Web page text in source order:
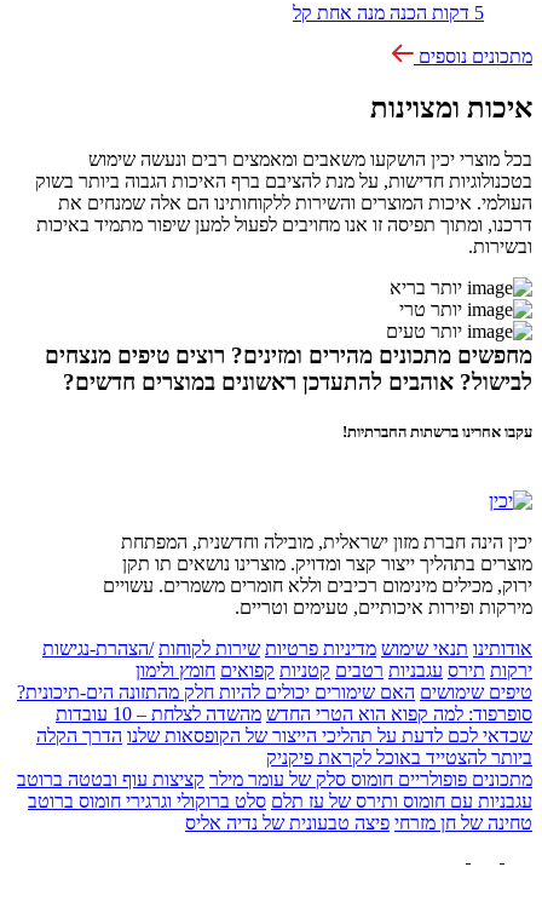
5 דקות הכנה מנה אחת קל
מתכונים נוספים
איכות ומצוינות
בכל מוצרי יכין הושקעו משאבים ומאמצים רבים ונעשה שימוש
בטכנולוגיות חדישות, על מנת להציבם ברף האיכות הגבוה ביותר בשוק
העולמי. איכות המוצרים והשירות ללקוחותינו הם אלה שמנחים את
דרכנו, ומתוך תפיסה זו אנו מחויבים לפעול למען שיפור מתמיד באיכות
ובשירות.
יותר בריא
יותר טרי
יותר טעים
מחפשים מתכונים מהירים ומזינים? רוצים טיפים מנצחים
לבישול? אוהבים להתעדכן ראשונים במוצרים חדשים?
עקבו אחרינו ברשתות החברתיות!
יכין הינה חברת מזון ישראלית, מובילה וחדשנית, המפתחת
מוצרים בתהליך ייצור קצר ומדויק. מוצרינו נושאים תו תקן
ירוק, מכילים מינימום רכיבים וללא חומרים משמרים. עשויים
מירקות ופירות איכותיים, טעימים וטריים.
אודותינו תנאי שימוש מדיניות פרטיות שירות לקוחות /הצהרת-נגישות
ירקות תירס עגבניות רטבים קטניות קפואים חומץ ולימון
טיפים שימושים האם שימורים יכולים להיות חלק מהתזונה הים-תיכונית?
סופרפוד: למה קפוא הוא הטרי החדש
מהשדה לצלחת – 10 עובדות
שכדאי לכם לדעת על תהליכי הייצור של הקופסאות שלנו הדרך הקלה
ביותר להצטייד באוכל לקראת פיקניק
מתכונים פופולריים חומוס סלק של עומר מילר קציצות עוף ובטטה ברוטב
עגבניות עם חומוס ותירס של עז תלם סלט ברוקולי וגרגירי חומוס ברוטב
טחינה של חן מזרחי פיצה טבעונית של נדיה אליס